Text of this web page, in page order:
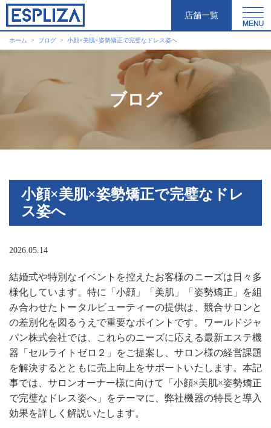
店舗一覧
ホーム ブログ 小顔×美肌×姿勢矯正で完璧なドレス姿へ
ブログ
小顔×美肌×姿勢矯正で完璧なドレ
ス姿へ
2026.05.14
結婚式や特別なイベントを控えたお客様のニーズは日々多
様化しています。特に「小顔」「美肌」「姿勢矯正」を組
み合わせたトータルビューティーの提供は、競合サロンと
の差別化を図るうえで重要なポイントです。ワールドジャ
パン株式会社では、これらのニーズに応える最新エステ機
器「セルライトゼロ２」をご提案し、サロン様の経営課題
を解決するとともに売上向上をサポートいたします。本記
事では、サロンオーナー様に向けて「小顔×美肌×姿勢矯正
で完璧なドレス姿へ」をテーマに、弊社機器の特長と導入
効果を詳しく解説いたします。